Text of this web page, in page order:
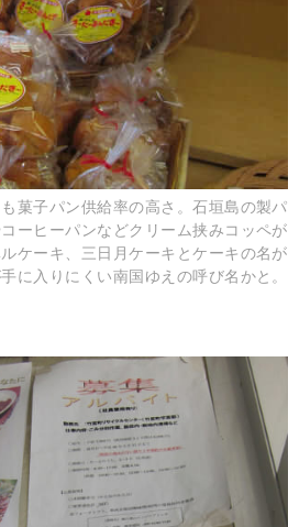
菓子パン供給率の高さ。石垣島の製パ
ーヒーパンなどクリーム挟みコッペが
ケーキ、三日月ケーキとケーキの名が
に入りにくい南国ゆえの呼び名かと。